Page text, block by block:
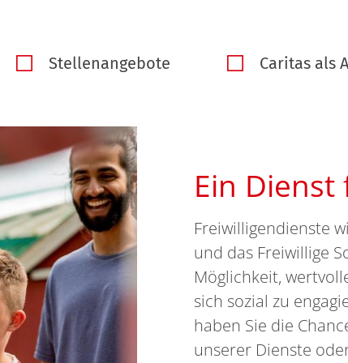
Stellenangebote Caritas als
Ein Dienst
Freiwilligendienste
und das Freiwillige
Möglichkeit,
sich sozial zu
haben Sie die
unserer Dienste